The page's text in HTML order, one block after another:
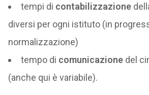
tempi di contabilizzazione
diversi per ogni istituto (in
normalizzazione)
tempo di comunicazionedel
(anche qui è variabile).